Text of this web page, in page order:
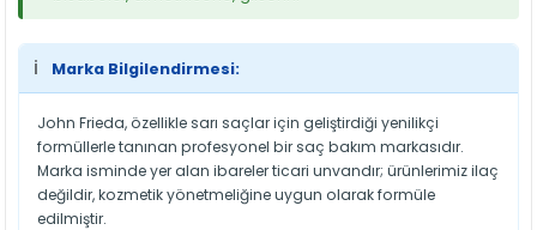
ℹ️ Marka Bilgilendirmesi:
John Frieda, özellikle sarı saçlar için geliştirdiği yenilikçi
formüllerle tanınan profesyonel bir saç bakım markasıdır.
Marka isminde yer alan ibareler ticari unvandır; ürünlerimiz ilaç
değildir, kozmetik yönetmeliğine uygun olarak formüle
edilmiştir.